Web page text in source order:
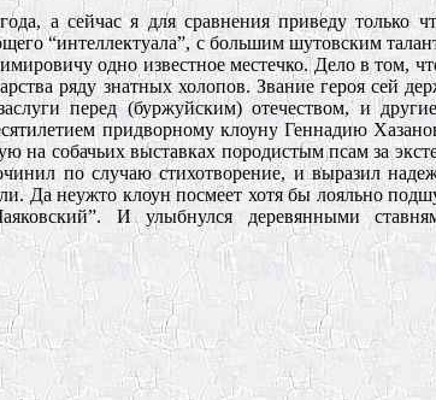
а сейчас я для сравнения приведу только
“интеллектуала”, с большим шутовским
одно известное местечко. Дело в том,
ряду знатных холопов. Звание героя сей
перед (буржуйским) отечеством, и
придворному клоуну Геннадию
на собачьих выставках породистым псам за
по случаю стихотворение, и выразил
Да неужто клоун посмеет хотя бы лояльно
И улыбнулся деревянными